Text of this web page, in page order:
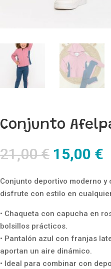
Conjunto
21,00€ El
precio
original
era:
21,00 €.
15,00 €
Conjunto deportivo moderno
disfrute con estilo en
• Chaqueta con capucha en
bolsillos prácticos.
• Pantalón azul con franjas
aportan un aire dinámico.
• Ideal para combinar con